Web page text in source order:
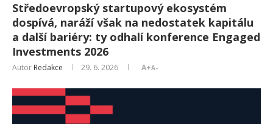
Středoevropský startupový ekosystém
dospívá, naráží však na nedostatek kapitálu
a další bariéry: ty odhalí konference Engaged
Investments 2026
Autor Redakce 29. 6. 2026 A+A-